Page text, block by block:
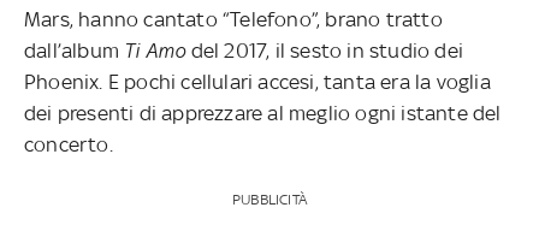
Mars, hanno cantato “Telefono”, brano tratto
dall’album Ti Amodel 2017, il sesto in studio dei
Phoenix. E pochi cellulari accesi, tanta era la voglia
dei presenti di apprezzare al meglio ogni istante del
concerto.
PUBBLICITÀ